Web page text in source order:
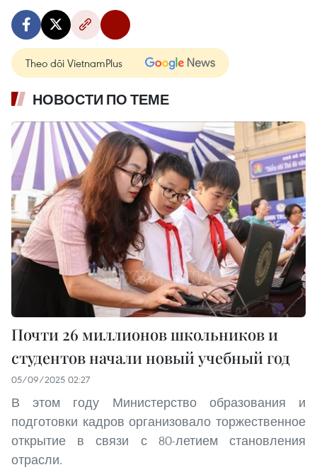
Theo dõi VietnamPlus
НОВОСТИ ПО ТЕМЕ
Почти 26 миллионов школьников и
студентов начали новый учебный год
05/09/2025 02:27
В этом году Министерство образования и
подготовки кадров организовало торжественное
открытие в связи с 80-летием становления
отрасли.